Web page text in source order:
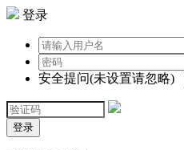
登录
安全提问(未设置请忽略)
登录